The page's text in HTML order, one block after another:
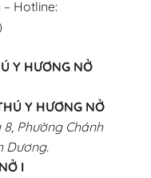
Hotline:
Y HƯƠNG NỞ
Y HƯƠNG NỞ
Phường Chánh
Dương.
I